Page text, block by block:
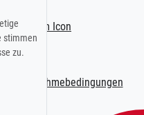
Teilnahmebedingungen
stimmen
zu.